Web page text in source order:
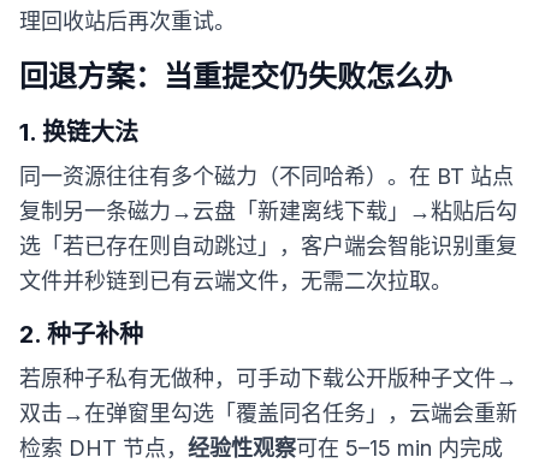
理回收站后再次重试。
回退方案：当重提交仍失败怎么办
1. 换链大法
同一资源往往有多个磁力（不同哈希）。在 BT 站点
复制另一条磁力→云盘「新建离线下载」→粘贴后勾
选「若已存在则自动跳过」，客户端会智能识别重复
文件并秒链到已有云端文件，无需二次拉取。
2. 种子补种
若原种子私有无做种，可手动下载公开版种子文件→
双击→在弹窗里勾选「覆盖同名任务」，云端会重新
检索 DHT 节点， 经验性观察可在 5–15 min 内完成